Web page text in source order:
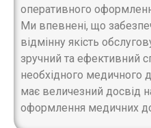
оперативного
Ми впевнені, що
відмінну якість
зручний та ефективний
необхідного медичного
має величезний досвід
оформлення медичних